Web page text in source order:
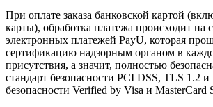
При оплате заказа банковской картой
карты), обработка платежа происходит на
электронных платежей PayU, которая
сертификацию надзорным органом в
присутствия, а значит, полностью
стандарт безопасности PCI DSS, TLS 1.2
безопасности Verified by Visa и MasterCard